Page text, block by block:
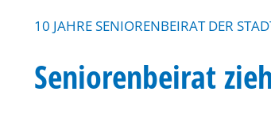
10 JAHRE SENIORENBEIRAT DER
Seniorenbeirat